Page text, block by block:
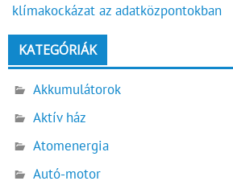
klímakockázat az adatközpontokban
KATEGÓRIÁK
Akkumulátorok
Aktív ház
Atomenergia
Autó-motor